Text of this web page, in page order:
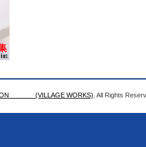
(VILLAGE WORKS) . All Rights